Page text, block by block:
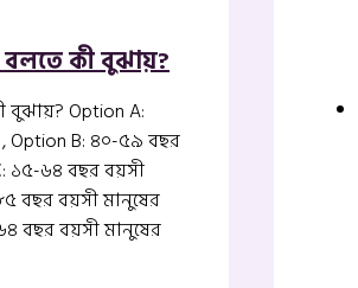
কী বুঝায়?
বুঝায়? Option A:
Option B: ৪০-৫৯ বছর
১৫-৬৪ বছর বয়সী
বছর বয়সী মানুষের
বছর বয়সী মানুষের